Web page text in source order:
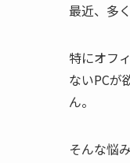
最近、多
特にオフ
ないPCが
ん。
そんな悩